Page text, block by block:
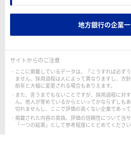
地方銀行の企業
サイトからのご注意
ここに掲載しているデータは、「こうすれば必ず
ません。採用過程は人によって異なりますし、方
前年と大幅に変更される場合もありえます。
また、言うまでもないことですが、採用過程に対
ん。他人が誉めているからといってかならずしも
切れませんし、ここで評価の高くない企業であっ
掲載された内容の真偽、評価の信頼性について当
「一つの結果」として参考程度にとどめてください